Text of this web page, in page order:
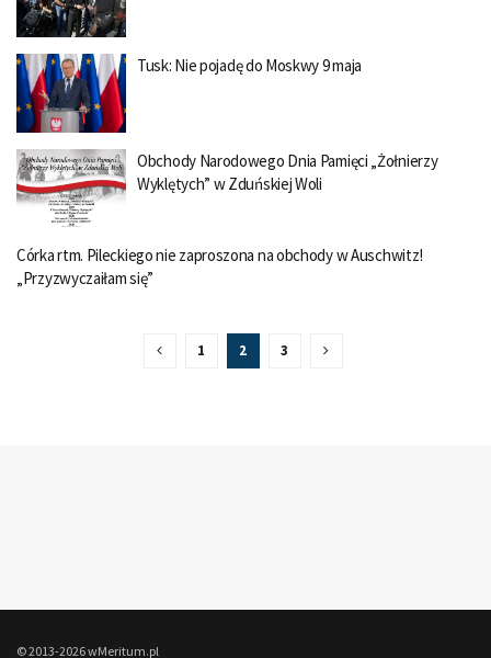
Tusk: Nie pojadę do Moskwy 9 maja
Obchody Narodowego Dnia Pamięci „Żołnierzy
Wyklętych” w Zduńskiej Woli
Córka rtm. Pileckiego nie zaproszona na obchody w Auschwitz!
„Przyzwyczaiłam się”
1 2 3
© 2013-2026 wMeritum.pl